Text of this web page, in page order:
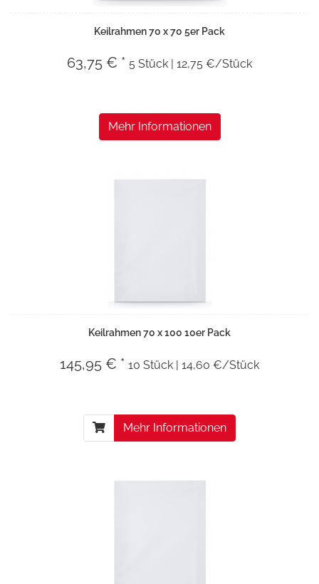
Keilrahmen 70 x 70 5er Pack
63,75 € * 5 Stück | 12,75 €/Stück
Mehr Informationen
Keilrahmen 70 x 100 10er Pack
145,95 € * 10 Stück | 14,60 €/Stück
Mehr Informationen